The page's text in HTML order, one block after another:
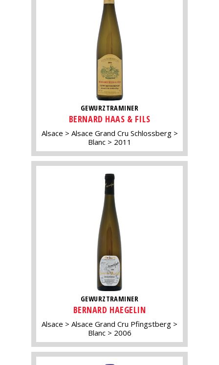
GEWURZTRAMINER
BERNARD HAAS & FILS
Alsace
Alsace Grand Cru Schlossberg
Blanc
2011
GEWURZTRAMINER
BERNARD HAEGELIN
Alsace
Alsace Grand Cru Pfingstberg
Blanc
2006